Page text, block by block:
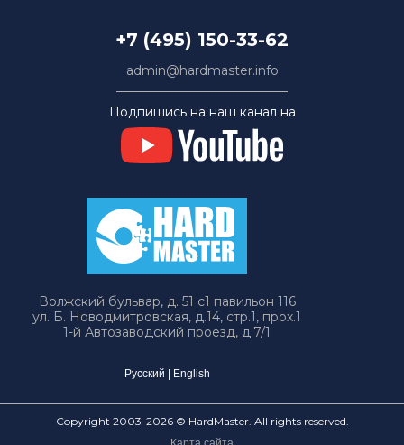
+7 (495) 150-33-62
admin@hardmaster.info
Подпишись на наш канал на
Волжский бульвар, д. 51 с1 павильон 116
ул. Б. Новодмитровская, д.14, стр.1, прох.1
1-й Автозаводский проезд, д.7/1
Русский English
Copyright 2003-2026 © HardMaster. All rights reserved.